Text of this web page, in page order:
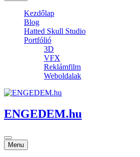
Kezdőlap
Blog
Hatted Skull Studio
Portfólió
3D
VFX
Reklámfilm
Weboldalak
ENGEDEM.hu
Menu